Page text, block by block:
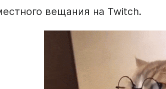
вещания на Twitch.